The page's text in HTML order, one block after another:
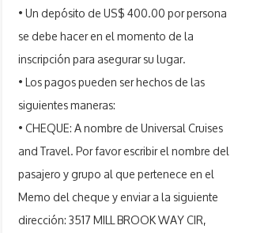
• Un depósito de US$ 400.00 por persona
se debe hacer en el momento de la
inscripción para asegurar su lugar.
• Los pagos pueden ser hechos de las
siguientes maneras:
• CHEQUE: A nombre de Universal Cruises
and Travel. Por favor escribir el nombre del
pasajero y grupo al que pertenece en el
Memo del cheque y enviar a la siguiente
dirección: 3517 MILL BROOK WAY CIR,